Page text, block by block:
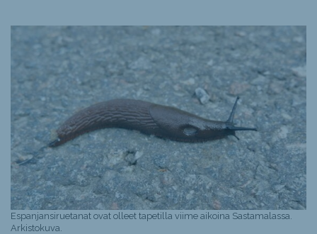
Espanjansiruetanat ovat olleet tapetilla viime aikoina Sastamalassa.
Arkistokuva.